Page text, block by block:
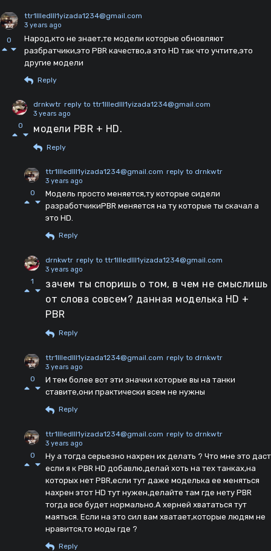
0
ttr1llledlll1yizada1234@gmail.com
3 years ago
Народ,кто не знает,те модели которые обновляют
разбратчики,это PBR качество,а это HD так что учтите,это
другие модели
Reply
0
drnkwtr reply to ttr1llledlll1yizada1234@gmail.com
3 years ago
модели PBR + HD.
Reply
0
ttr1llledlll1yizada1234@gmail.com reply to drnkwtr
3 years ago
Модель просто меняется,ту которые сидели
разработчикиPBR меняется на ту которые ты скачал а
это HD.
Reply
1
drnkwtr reply to ttr1llledlll1yizada1234@gmail.com
3 years ago
зачем ты споришь о том, в чем не смыслишь
от слова совсем? данная моделька HD +
PBR
Reply
0
ttr1llledlll1yizada1234@gmail.com reply to drnkwtr
3 years ago
И тем более вот эти значки которые вы на танки
ставите,они практически всем не нужны
Reply
0
ttr1llledlll1yizada1234@gmail.com reply to drnkwtr
3 years ago
Ну а тогда серьезно нахрен их делать ? Что мне это даст
если я к PBR HD добавлю,делай хоть на тех танках,на
которых нет PBR,если тут даже моделька ее меняться
нахрен этот HD тут нужен,делайте там где нету PBR
тогда все будет нормально.А херней хвататься тут
маяться. Если на это сил вам хватает,которые людям не
нравится,то моды где ?
Reply